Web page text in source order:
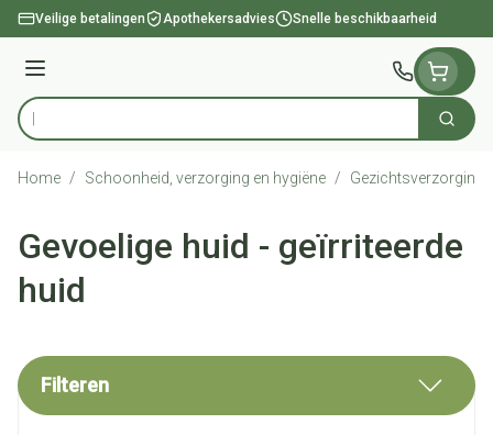
Ga naar de inhoud
Veilige betalingen Apothekersadvies Snelle beschikbaarheid
Menu
Product, merk, categorie... Zoek
Home / Schoonheid, verzorging en hygiëne / Gezichtsverzorging
Gevoelige huid - geïrriteerde
huid
Filteren